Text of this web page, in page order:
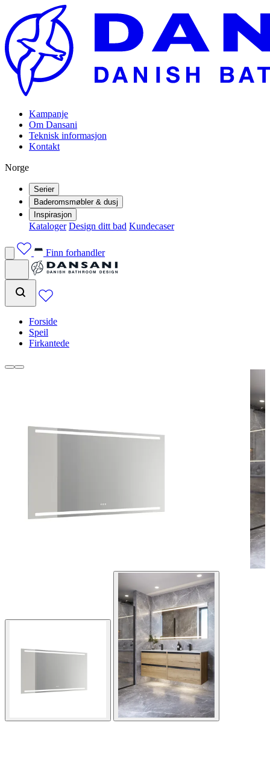
Kampanje
Om Dansani
Teknisk informasjon
Kontakt
Norge
Serier
Baderomsmøbler & dusj
Inspirasjon
Kataloger Design ditt bad Kundecaser
Finn forhandler
Forside
Speil
Firkantede